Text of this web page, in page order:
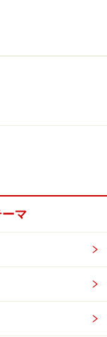
築
着ているのがこの
タ・カミシア
分の建物。ネイ
身で感じてみよ
を引き上げる不
。
さしいやさしい
ストーリー（高
それほど明るく
たわむている。
するような鋭い
マ